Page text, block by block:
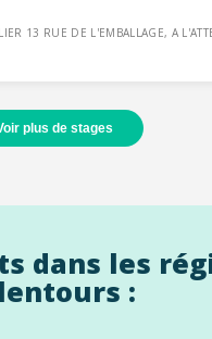
13 RUE DE L'EMBALLAGE, A
plus de stages
dans les
: